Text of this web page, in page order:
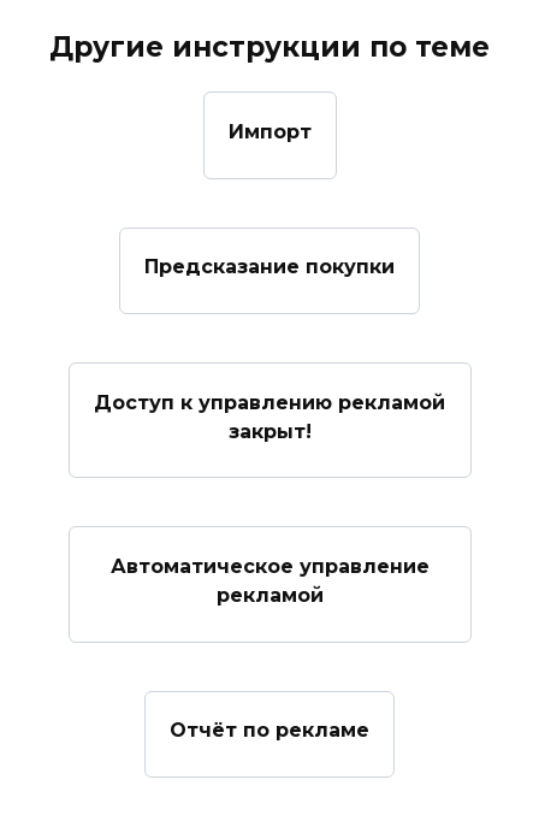
Другие инструкции по теме
Импорт
Предсказание покупки
Доступ к управлению рекламой
закрыт!
Автоматическое управление
рекламой
Отчёт по рекламе